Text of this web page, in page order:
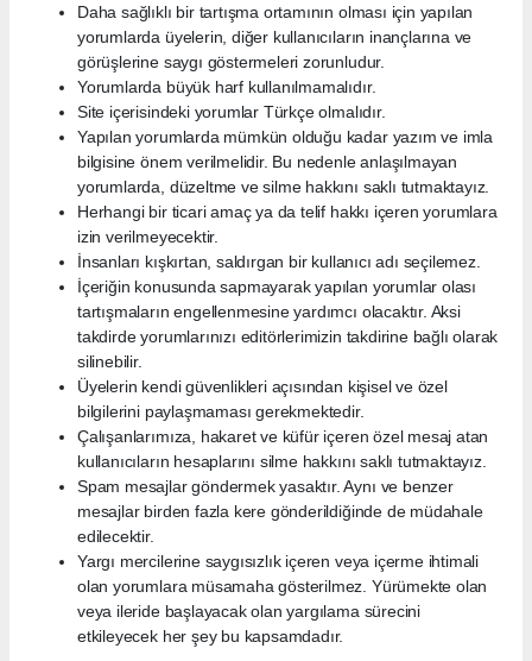
Daha sağlıklı bir tartışma ortamının olması için yapılan
yorumlarda üyelerin, diğer kullanıcıların inançlarına ve
görüşlerine saygı göstermeleri zorunludur.
Yorumlarda büyük harf kullanılmamalıdır.
Site içerisindeki yorumlar Türkçe olmalıdır.
Yapılan yorumlarda mümkün olduğu kadar yazım ve imla
bilgisine önem verilmelidir. Bu nedenle anlaşılmayan
yorumlarda, düzeltme ve silme hakkını saklı tutmaktayız.
Herhangi bir ticari amaç ya da telif hakkı içeren yorumlara
izin verilmeyecektir.
İnsanları kışkırtan, saldırgan bir kullanıcı adı seçilemez.
İçeriğin konusunda sapmayarak yapılan yorumlar olası
tartışmaların engellenmesine yardımcı olacaktır. Aksi
takdirde yorumlarınızı editörlerimizin takdirine bağlı olarak
silinebilir.
Üyelerin kendi güvenlikleri açısından kişisel ve özel
bilgilerini paylaşmaması gerekmektedir.
Çalışanlarımıza, hakaret ve küfür içeren özel mesaj atan
kullanıcıların hesaplarını silme hakkını saklı tutmaktayız.
Spam mesajlar göndermek yasaktır. Aynı ve benzer
mesajlar birden fazla kere gönderildiğinde de müdahale
edilecektir.
Yargı mercilerine saygısızlık içeren veya içerme ihtimali
olan yorumlara müsamaha gösterilmez. Yürümekte olan
veya ileride başlayacak olan yargılama sürecini
etkileyecek her şey bu kapsamdadır.